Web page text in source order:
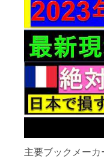
主要ブックメー